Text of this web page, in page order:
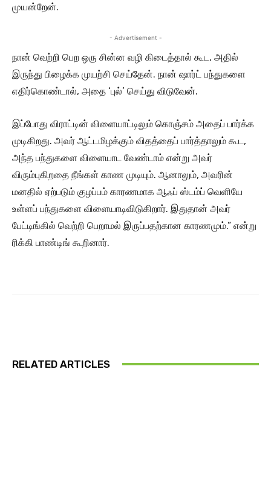
முயன்றேன்.
- Advertisement -
நான் வெற்றி பெற ஒரு சின்ன வழி கிடைத்தால் கூட, அதில்
இருந்து பிழைக்க முயற்சி செய்தேன். நான் ஷார்ட் பந்துகளை
எதிர்கொண்டால், அதை ‘புல்’ செய்து விடுவேன்.
இப்போது விராட்டின் விளையாட்டிலும் கொஞ்சம் அதைப் பார்க்க
முடிகிறது. அவர் ஆட்டமிழக்கும் விதத்தைப் பார்த்தாலும் கூட,
அந்த பந்துகளை விளையாட வேண்டாம் என்று அவர்
விரும்புகிறதை நீங்கள் காண முடியும். ஆனாலும், அவரின்
மனதில் ஏற்படும் குழப்பம் காரணமாக ஆஃப் ஸ்டம்ப் வெளியே
உள்ளப் பந்துகளை விளையாடிவிடுகிறார். இதுதான் அவர்
பேட்டிங்கில் வெற்றி பெறாமல் இருப்பதற்கான காரணமும்.” என்று
ரிக்கி பாண்டிங் கூறினார்.
RELATED ARTICLES